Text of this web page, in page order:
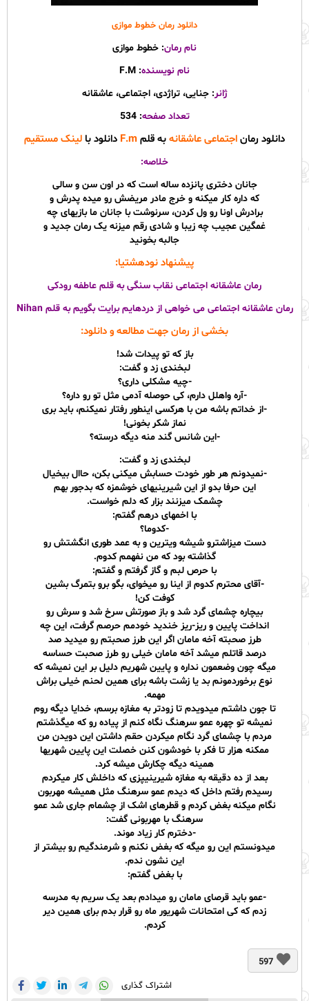
دانلود رمان خطوط موازی
نام رمان: خطوط موازی
نام نویسنده: F.M
ژانر: جنایی، تراژدی، اجتماعی، عاشقانه
تعداد صفحه: 534
دانلود رماناجتماعی عاشقانهبه قلمF.m دانلود با لینک مستقیم
خلاصه:
جانان دختری پانزده ساله است که در اون سن و سالی
که داره کار میکنه و خرج مادر مریضش رو میده پدرش و
برادرش اونا رو ول کردن، سرنوشت با جانان ما بازیهای چه
غمگین عجیب چه زیبا و شادی رقم میزنه یک رمان جدید و
جالبه بخونید
پیشنهاد نودهشتیا:
رمان عاشقانه اجتماعی نقاب سنگی به قلم عاطفه رودکی
رمان عاشقانه اجتماعی می خواهی از دردهایم برایت بگویم به قلم Nihan
بخشی از رمان جهت مطالعه و دانلود:
باز که تو پیدات شد!
لبخندی زد و گفت:
-چیه مشکلی داری؟
-آره واهلل دارم، کی حوصله آدمی مثل تو رو داره؟
-از خداتم باشه من با هرکسی اینطور رفتار نمیکنم، باید بری
نماز شکر بخونی!
-این شانس گند منه دیگه درسته؟
لبخندی زد و گفت:
-نمیدونم هر طور خودت حسابش میکنی بکن، حاال بیخیال
این حرفا بدو از این شیرینیهای خوشمزه که بدجور بهم
چشمک میزنند بزار که دلم خواست.
با اخمهای درهم گفتم:
-کدوما؟
دست میزاشترو شیشه ویترین و به عمد طوری انگشتش رو
گذاشته بود که من نفهمم کدوم.
با حرص لبم و گاز گرفتم و گفتم:
-آقای محترم کدوم از اینا رو میخوای، بگو برو بتمرگ بشین
کوفت کن!
بیچاره چشمای گرد شد و باز صورتش سرخ شد و سرش رو
انداخت پایین و ریز-ریز خندید خودمم حرصم گرفت، این چه
طرز صحبته آخه مامان اگر این طرز صحبتم رو میدید صد
درصد قاتلم میشد آخه مامان خیلی رو طرز صحبت حساسه
میگه چون وضعمون نداره و پایین شهریم دلیل بر این نمیشه که
نوع برخوردمونم بد یا زشت باشه برای همین لحنم خیلی براش
مهمه.
تا جون داشتم میدویدم تا زودتر به مغازه برسم، خدایا دیگه روم
نمیشه تو چهره عمو سرهنگ نگاه کنم از پیاده رو که میگذشتم
مردم با چشمای گرد نگام میکردن حقم داشتن این دویدن من
ممکنه هزار تا فکر با خودشون کنن خصلت این پایین شهریها
همینه دیگه چکارش میشه کرد.
بعد از ده دقیقه به مغازه شیرینیپزی که داخلش کار میکردم
رسیدم رفتم داخل که دیدم عمو سرهنگ مثل همیشه مهربون
نگام میکنه بغض کردم و قطرهای اشک از چشمام جاری شد عمو
سرهنگ با مهربونی گفت:
-دخترم کار زیاد موند.
میدونستم این رو میگه که بغض نکنم و شرمندگیم رو بیشتر از
این نشون ندم.
با بغض گفتم:
-عمو باید قرصای مامان رو میدادم بعد یک سریم به مدرسه
زدم که کی امتحانات شهریور ماه رو قرار بدم برای همین دیر
کردم.
597
اشتراک گذاری